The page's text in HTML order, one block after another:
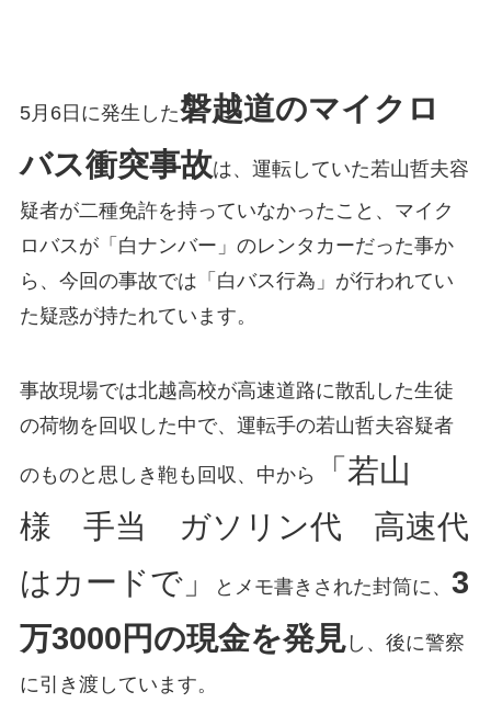
5月6日に発生した磐越道のマイクロ
バス衝突事故は、運転していた若山哲夫容
疑者が二種免許を持っていなかったこと、マイク
ロバスが「白ナンバー」のレンタカーだった事か
ら、今回の事故では「白バス行為」が行われてい
た疑惑が持たれています。
事故現場では北越高校が高速道路に散乱した生徒
の荷物を回収した中で、運転手の若山哲夫容疑者
のものと思しき鞄も回収、中から
「若山
様 手当 ガソリン代 高速代
はカードで」
とメモ書きされた封筒に、 3
万3000円の現金を発見し、後に警察
に引き渡しています。